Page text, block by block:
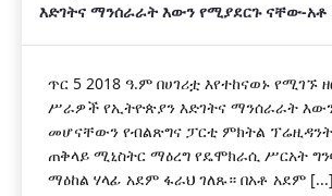
እድገትና ማንሰራራት እውን የሚያደርጉ ናቸው-
ጥር 5 2018 ዓ.ም በሀገሪቷ እየተከናወኑ የሚገኙ
ሥራዎች የኢትዮጵያን እድገትና ማንሰራራት
መሆናቸውን የብልጽግና ፓርቲ ምክትል
ጠቅላይ ሚኒስትር ማዕረግ የዴሞክራሲ ሥርአት
ማዕከል ሃላፊ አደም ፋራህ ገለጹ። በአቶ አደም [...]